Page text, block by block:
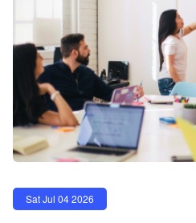
Sat Jul 04 2026